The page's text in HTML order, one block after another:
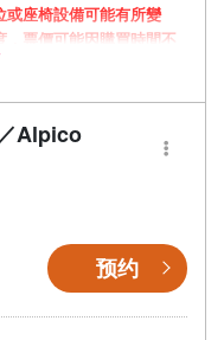
或座椅設備可能有所變
票價可能因購買時間不
Alpico
预约